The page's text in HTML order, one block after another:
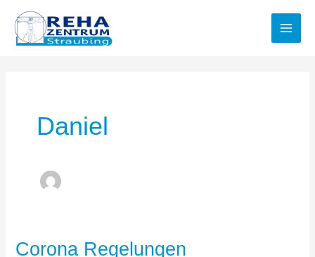
springen
Daniel
Corona Regelungen
Corona